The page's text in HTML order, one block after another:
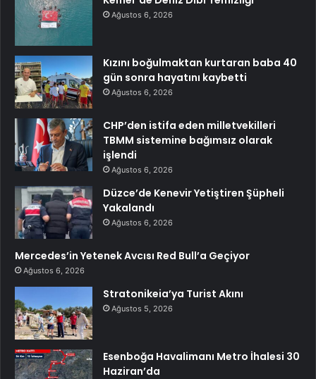
Ağustos 6, 2026
Kızını boğulmaktan kurtaran baba 40
gün sonra hayatını kaybetti
Ağustos 6, 2026
CHP’den istifa eden milletvekilleri
TBMM sistemine bağımsız olarak
işlendi
Ağustos 6, 2026
Düzce’de Kenevir Yetiştiren Şüpheli
Yakalandı
Ağustos 6, 2026
Mercedes’in Yetenek Avcısı Red Bull’a Geçiyor
Ağustos 6, 2026
Stratonikeia’ya Turist Akını
Ağustos 5, 2026
Esenboğa Havalimanı Metro İhalesi 30
Haziran’da